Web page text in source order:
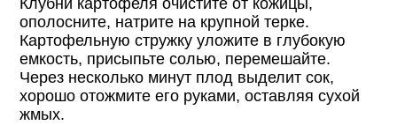
Клубни картофеля очистите от кожицы,
ополосните, натрите на крупной терке.
Картофельную стружку уложите в глубокую
емкость, присыпьте солью, перемешайте.
Через несколько минут плод выделит сок,
хорошо отожмите его руками, оставляя сухой
жмых.